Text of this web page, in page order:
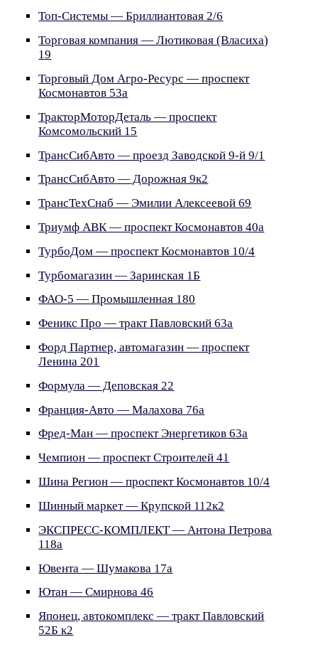
Топ-Системы — Бриллиантовая 2/6
Торговая компания — Лютиковая (Власиха)
19
Торговый Дом Агро-Ресурс — проспект
Космонавтов 53а
ТракторМоторДеталь — проспект
Комсомольский 15
ТрансСибАвто — проезд Заводской 9-й 9/1
ТрансСибАвто — Дорожная 9к2
ТрансТехСнаб — Эмилии Алексеевой 69
Триумф АВК — проспект Космонавтов 40а
ТурбоДом — проспект Космонавтов 10/4
Турбомагазин — Заринская 1Б
ФАО-5 — Промышленная 180
Феникс Про — тракт Павловский 63а
Форд Партнер, автомагазин — проспект
Ленина 201
Формула — Деповская 22
Франция-Авто — Малахова 76а
Фред-Ман — проспект Энергетиков 63а
Чемпион — проспект Строителей 41
Шина Регион — проспект Космонавтов 10/4
Шинный маркет — Крупской 112к2
ЭКСПРЕСС-КОМПЛЕКТ — Антона Петрова
118а
Ювента — Шумакова 17а
Ютан — Смирнова 46
Японец, автокомплекс — тракт Павловский
52Б к2